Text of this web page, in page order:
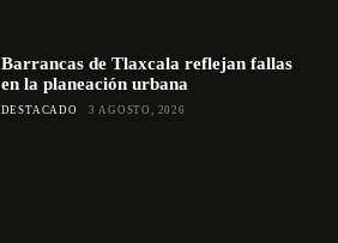
Barrancas de Tlaxcala reflejan fallas
en la planeación urbana
DESTACADO 3 AGOSTO, 2026